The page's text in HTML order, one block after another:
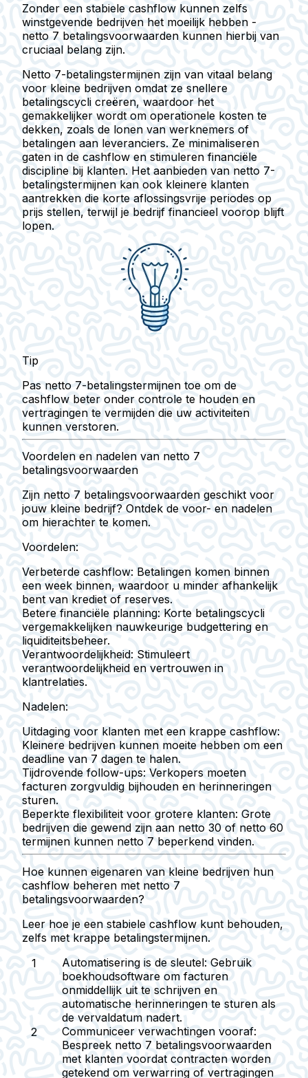
Zonder een stabiele cashflow kunnen zelfs
winstgevende bedrijven het moeilijk hebben -
netto 7 betalingsvoorwaarden kunnen hierbij van
cruciaal belang zijn.
Netto 7-betalingstermijnen zijn van vitaal belang
voor kleine bedrijven omdat ze snellere
betalingscycli creëren, waardoor het
gemakkelijker wordt om operationele kosten te
dekken, zoals de lonen van werknemers of
betalingen aan leveranciers. Ze minimaliseren
gaten in de cashflow en stimuleren financiële
discipline bij klanten. Het aanbieden van netto 7-
betalingstermijnen kan ook kleinere klanten
aantrekken die korte aflossingsvrije periodes op
prijs stellen, terwijl je bedrijf financieel voorop blijft
lopen.
Tip
Pas netto 7-betalingstermijnen toe om de
cashflow beter onder controle te houden en
vertragingen te vermijden die uw activiteiten
kunnen verstoren.
Voordelen en nadelen van netto 7
betalingsvoorwaarden
Zijn netto 7 betalingsvoorwaarden geschikt voor
jouw kleine bedrijf? Ontdek de voor- en nadelen
om hierachter te komen.
Voordelen:
Verbeterde cashflow: Betalingen komen binnen
een week binnen, waardoor u minder afhankelijk
bent van krediet of reserves.
Betere financiële planning: Korte betalingscycli
vergemakkelijken nauwkeurige budgettering en
liquiditeitsbeheer.
Verantwoordelijkheid: Stimuleert
verantwoordelijkheid en vertrouwen in
klantrelaties.
Nadelen:
Uitdaging voor klanten met een krappe cashflow:
Kleinere bedrijven kunnen moeite hebben om een
deadline van 7 dagen te halen.
Tijdrovende follow-ups: Verkopers moeten
facturen zorgvuldig bijhouden en herinneringen
sturen.
Beperkte flexibiliteit voor grotere klanten: Grote
bedrijven die gewend zijn aan netto 30 of netto 60
termijnen kunnen netto 7 beperkend vinden.
Hoe kunnen eigenaren van kleine bedrijven hun
cashflow beheren met netto 7
betalingsvoorwaarden?
Leer hoe je een stabiele cashflow kunt behouden,
zelfs met krappe betalingstermijnen.
Automatisering is de sleutel: Gebruik
boekhoudsoftware om facturen
onmiddellijk uit te schrijven en
automatische herinneringen te sturen als
de vervaldatum nadert.
Communiceer verwachtingen vooraf:
Bespreek netto 7 betalingsvoorwaarden
met klanten voordat contracten worden
getekend om verwarring of vertragingen